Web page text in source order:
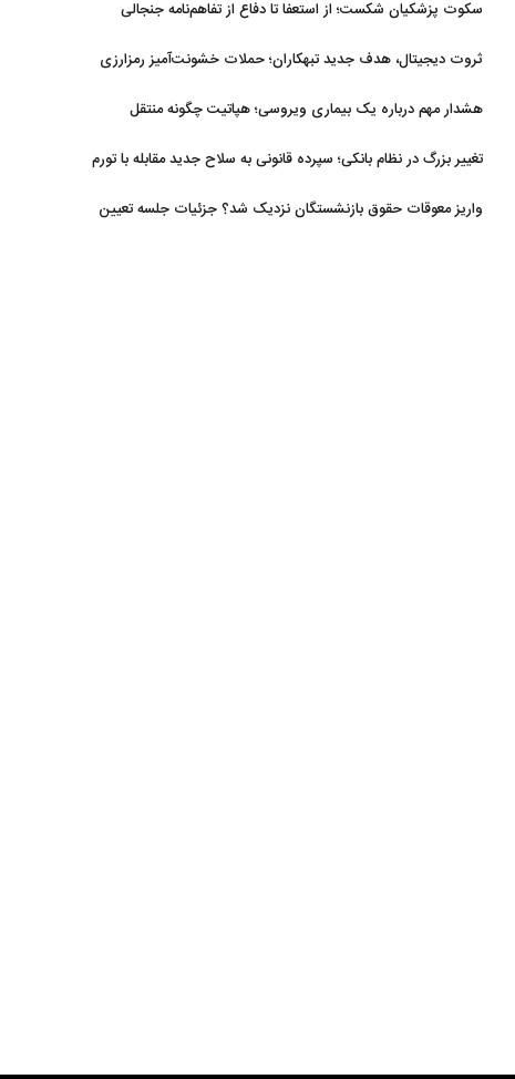
سکوت پزشکیان شکست؛ از استعفا تا دفاع از تفاهم‌نامه جنجالی
ثروت دیجیتال، هدف جدید تبهکاران؛ حملات خشونت‌آمیز رمزارزی
هشدار مهم درباره یک بیماری ویروسی؛ هپاتیت چگونه منتقل
تغییر بزرگ در نظام بانکی؛ سپرده قانونی به سلاح جدید مقابله با تورم
واریز معوقات حقوق بازنشستگان نزدیک شد؟ جزئیات جلسه تعیین